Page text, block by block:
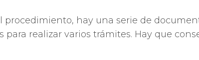
procedimiento, hay una serie de
para realizar varios trámites. Hay que